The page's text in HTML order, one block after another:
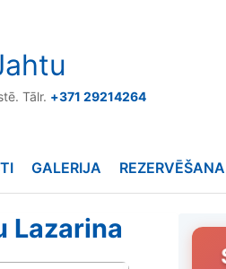
Tālr. +371 29214264
GALERIJA REZERVĒŠANA
Lazarina